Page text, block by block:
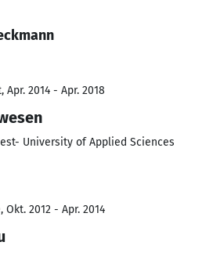
Apr. 2014 - Apr. 2018
University of Applied Sciences
Okt. 2012 - Apr. 2014